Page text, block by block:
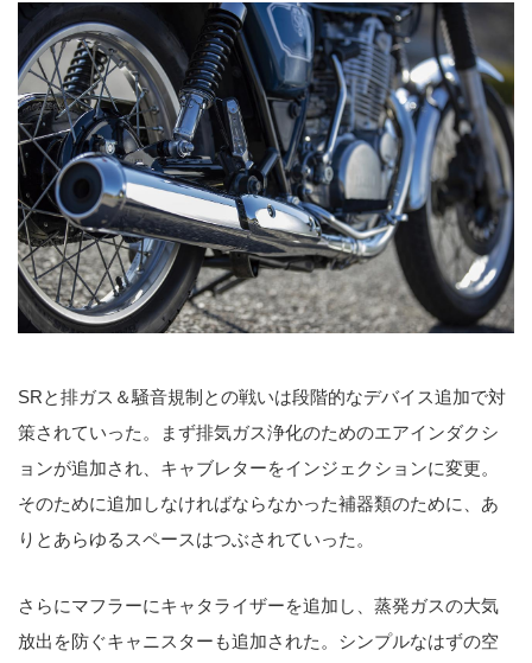
SRと排ガス＆騒音規制との戦いは段階的なデバイス追加で対
策されていった。まず排気ガス浄化のためのエアインダクシ
ョンが追加され、キャブレターをインジェクションに変更。
そのために追加しなければならなかった補器類のために、あ
りとあらゆるスペースはつぶされていった。
さらにマフラーにキャタライザーを追加し、蒸発ガスの大気
放出を防ぐキャニスターも追加された。シンプルなはずの空